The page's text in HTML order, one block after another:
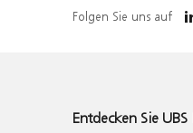
Folgen Sie uns auf
Entdecken Sie UBS